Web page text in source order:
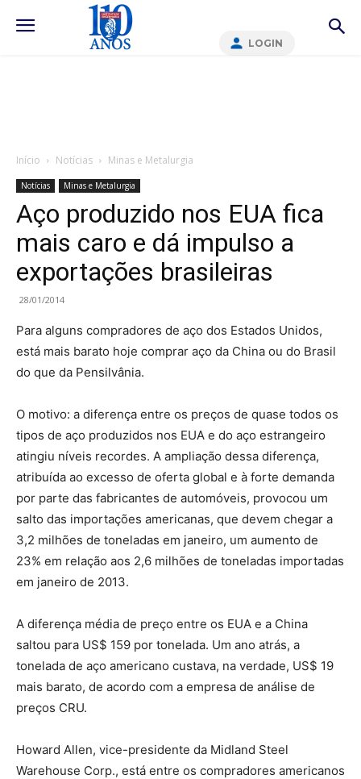
LOGIN
Início Notícias Minas e Metalurgia
Notícias Minas e Metalurgia
Aço produzido nos EUA fica
mais caro e dá impulso a
exportações brasileiras
28/01/2014
Para alguns compradores de aço dos Estados Unidos,
está mais barato hoje comprar aço da China ou do Brasil
do que da Pensilvânia.
O motivo: a diferença entre os preços de quase todos os
tipos de aço produzidos nos EUA e do aço estrangeiro
atingiu níveis recordes. A ampliação dessa diferença,
atribuída ao excesso de oferta global e à forte demanda
por parte das fabricantes de automóveis, provocou um
salto das importações americanas, que devem chegar a
3,2 milhões de toneladas em janeiro, um aumento de
23% em relação aos 2,6 milhões de toneladas importadas
em janeiro de 2013.
A diferença média de preço entre os EUA e a China
saltou para US$ 159 por tonelada. Um ano atrás, a
tonelada de aço americano custava, na verdade, US$ 19
mais barato, de acordo com a empresa de análise de
preços CRU.
Howard Allen, vice-presidente da Midland Steel
Warehouse Corp., está entre os compradores americanos